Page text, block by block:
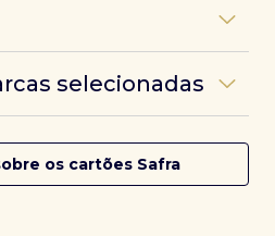
a benefícios únicos, como
em limite no cartão e
de 1.400 salas VIP Dragon
do mercado.
selecionadas
os cartões Safra